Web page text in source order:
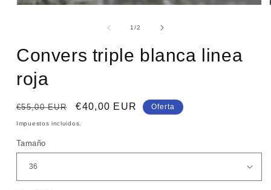
una
ventana
modal
1/de
2
Convers triple blanca linea
roja
Precio
habitual
€55,00 EUR
Precio
de
€40,00 EUR Oferta
Impuestos incluidos.
Tamaño